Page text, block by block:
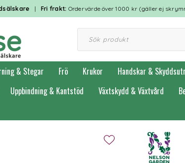
| Fri frakt: Ordervärde över 1000 kr (gäller ej
& Stegar Frö Krukor Handskar &
Uppbindning & Kantstöd Växtskydd & Växtvård